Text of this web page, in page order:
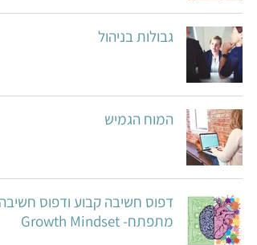
גבולות בניהול
המוח הגמיש
דפוס חשיבה קבוע ודפוס
מתפתח- Growth Mindset